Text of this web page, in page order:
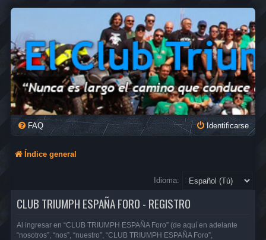
FAQ Identificarse
Índice general
Idioma:
CLUB TRIUMPH ESPAÑA FORO - REGISTRO
Al ingresar en “CLUB TRIUMPH ESPAÑA Foro” (de aquí en adelante
“nosotros”, “nos”, “nuestro”, “CLUB TRIUMPH ESPAÑA Foro”,